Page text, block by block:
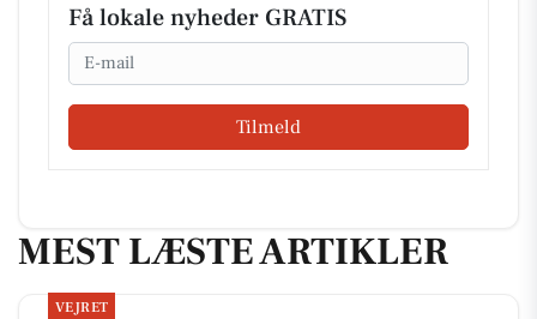
Få lokale nyheder GRATIS
Email
Tilmeld
MEST LÆSTE ARTIKLER
VEJRET